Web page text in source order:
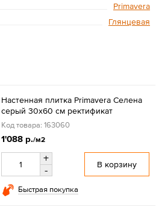
Primavera
Глянцевая
Настенная плитка Primavera Селена
серый 30x60 см ректификат
Код товара: 163060
1'088 р./м2
+
-
В корзину
Быстрая покупка